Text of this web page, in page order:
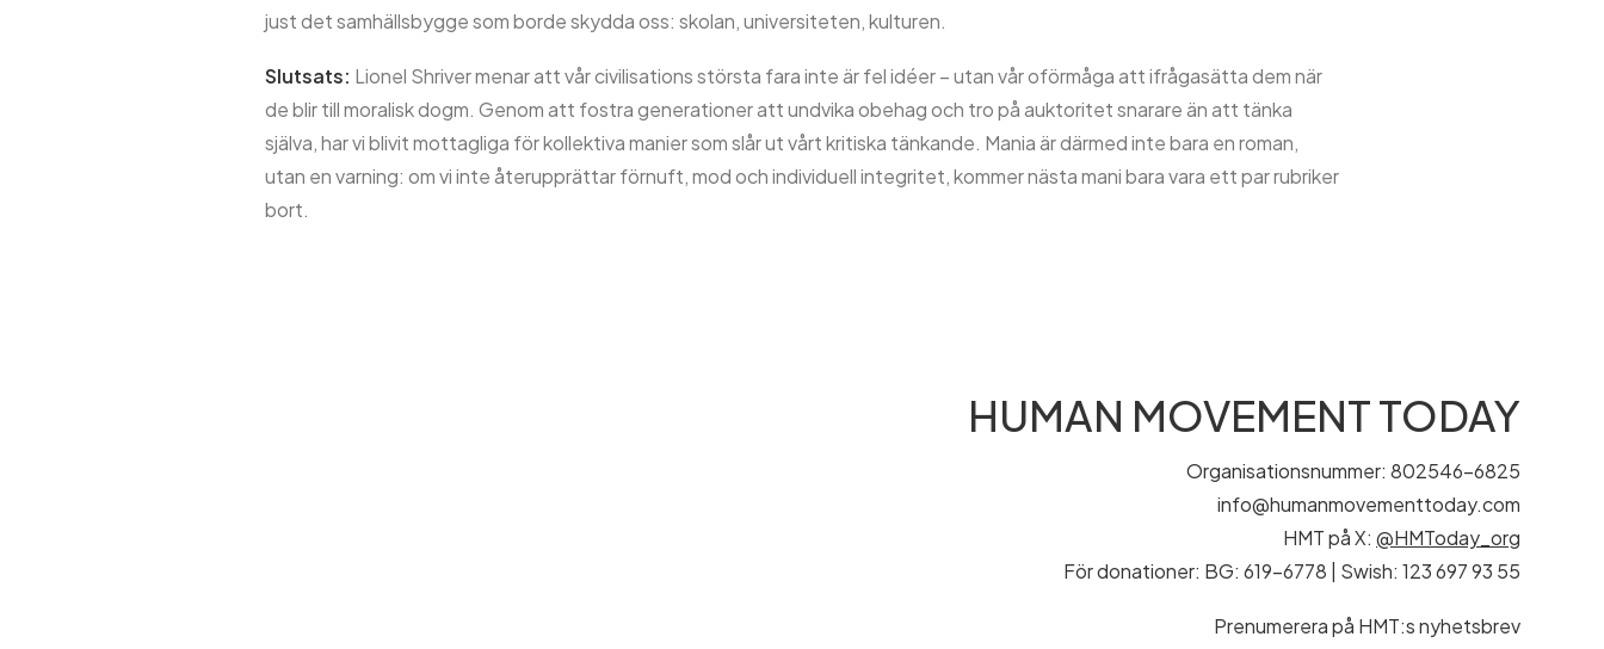
just det samhällsbygge som borde skydda oss: skolan, universiteten, kulturen.
Slutsats: Lionel Shriver menar att vår civilisations största fara inte är fel idéer – utan vår oförmåga att ifrågasätta dem när
de blir till moralisk dogm. Genom att fostra generationer att undvika obehag och tro på auktoritet snarare än att tänka
själva, har vi blivit mottagliga för kollektiva manier som slår ut vårt kritiska tänkande. Mania är därmed inte bara en roman,
utan en varning: om vi inte återupprättar förnuft, mod och individuell integritet, kommer nästa mani bara vara ett par rubriker
bort.
HUMAN MOVEMENT TODAY
Organisationsnummer: 802546-6825
info@humanmovementtoday.com
HMT på X: @HMToday_org
För donationer: BG: 619-6778 | Swish: 123 697 93 55
Prenumerera på HMT:s nyhetsbrev